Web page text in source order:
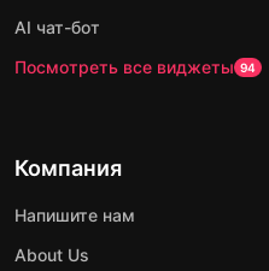
AI чат-бот
Посмотреть все виджеты 94
Компания
Напишите нам
About Us